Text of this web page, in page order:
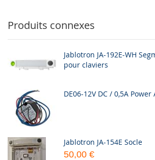
Produits connexes
Jablotron JA-192E-WH
pour claviers
DE06-12V DC / 0,5A
Jablotron JA-154E Socle
50,00 €